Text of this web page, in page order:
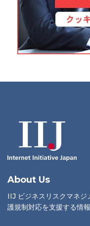
About Us
IIJ ビジネスリスクマネジ
護規制対応を支援する情